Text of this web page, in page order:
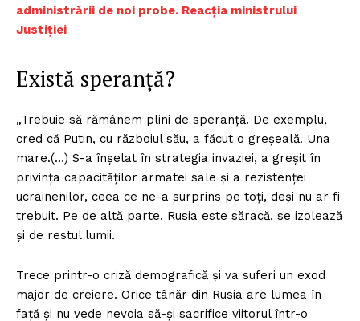
administrării de noi probe. Reacția ministrului
Justiției
Există speranță?
„Trebuie să rămânem plini de speranță. De exemplu,
cred că Putin, cu războiul său, a făcut o greșeală. Una
mare.(…) S-a înșelat în strategia invaziei, a greșit în
privința capacităților armatei sale și a rezistenței
ucrainenilor, ceea ce ne-a surprins pe toți, deși nu ar fi
trebuit. Pe de altă parte, Rusia este săracă, se izolează
și de restul lumii.
Trece printr-o criză demografică și va suferi un exod
major de creiere. Orice tânăr din Rusia are lumea în
față și nu vede nevoia să-și sacrifice viitorul într-o